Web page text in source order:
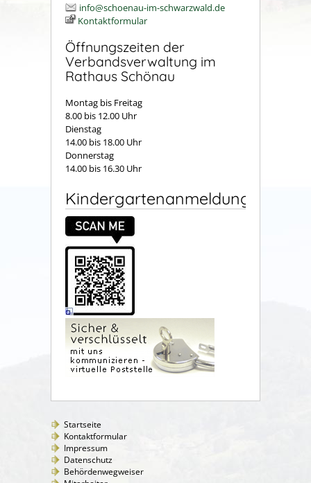
info@schoenau-im-schwarzwald.de
Kontaktformular
Öffnungszeiten der
Verbandsverwaltung im
Rathaus Schönau
Montag bis Freitag
8.00 bis 12.00 Uhr
Dienstag
14.00 bis 18.00 Uhr
Donnerstag
14.00 bis 16.30 Uhr
Kindergartenanmeldung
Startseite
Kontaktformular
Impressum
Datenschutz
Behördenwegweiser